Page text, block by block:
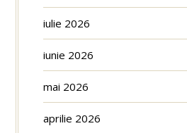
iulie 2026
iunie 2026
mai 2026
aprilie 2026